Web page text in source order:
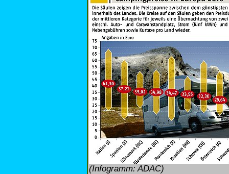
(Infogramm: ADAC)